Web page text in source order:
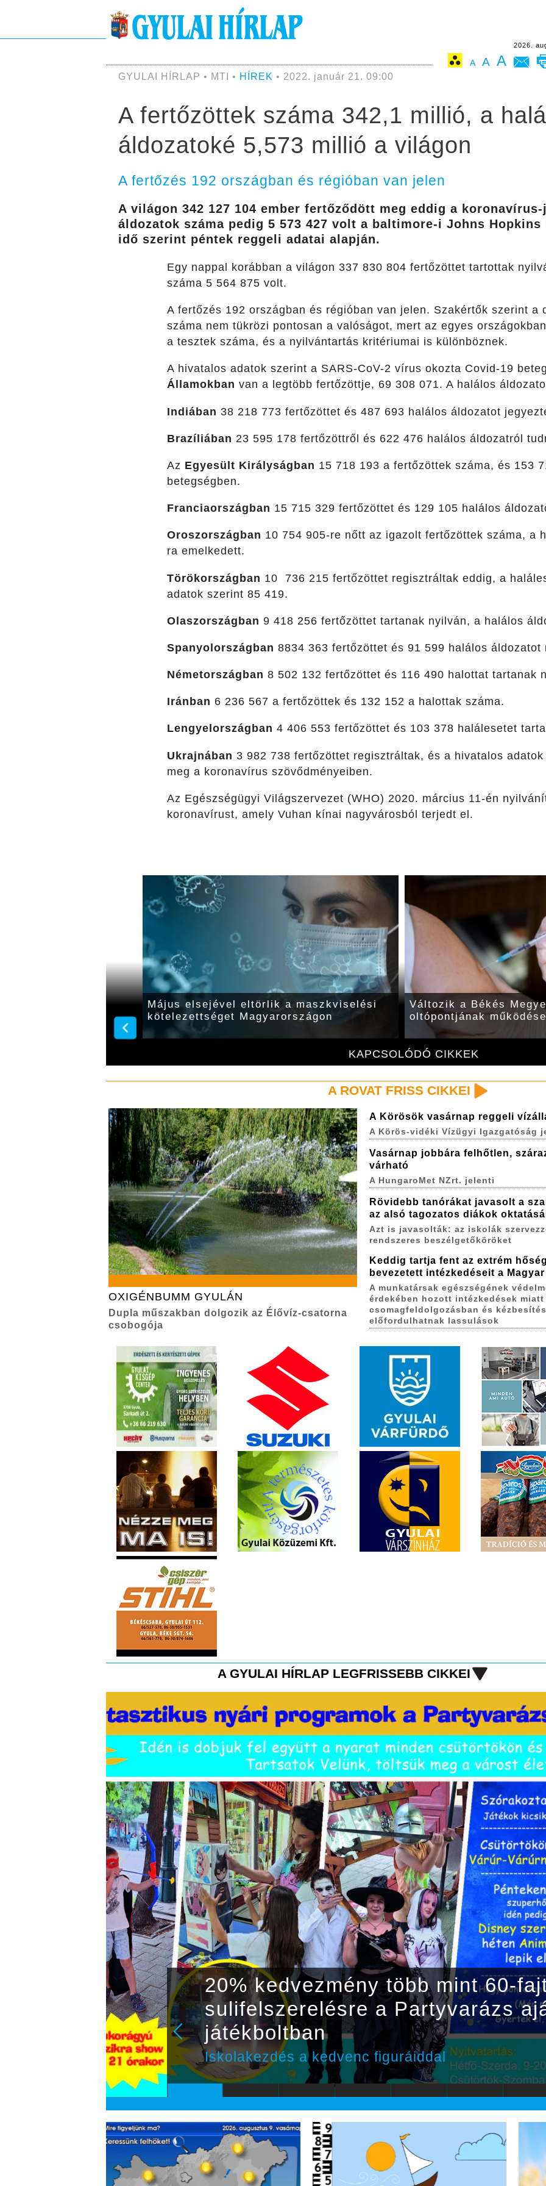
2026.
A A A
GYULAI HÍRLAP • MTI • HÍREK • 2022. január 21. 09:00
A fertőzöttek száma 342,1 millió, a
áldozatoké 5,573 millió a világon
A fertőzés 192 országban és régióban van jelen
A világon 342 127 104 ember fertőződött meg eddig a
áldozatok száma pedig 5 573 427 volt a baltimore-i Johns Hopkins
idő szerint péntek reggeli adatai alapján.
Egy nappal korábban a világon 337 830 804 fertőzöttet tartottak
száma 5 564 875 volt.
A fertőzés 192 országban és régióban van jelen. Szakértők szerint a
száma nem tükrözi pontosan a valóságot, mert az egyes
a tesztek száma, és a nyilvántartás kritériumai is különböznek.
A hivatalos adatok szerint a SARS-CoV-2 vírus okozta Covid-19
Államokban van a legtöbb fertőzöttje, 69 308 071. A halálos
Indiában 38 218 773 fertőzöttet és 487 693 halálos áldozatot
Brazíliában 23 595 178 fertőzöttről és 622 476 halálos áldozatról
Az Egyesült Királyságban 15 718 193 a fertőzöttek száma, és 153
betegségben.
Franciaországban 15 715 329 fertőzöttet és 129 105 halálos
Oroszországban 10 754 905-re nőtt az igazolt fertőzöttek száma, a
ra emelkedett.
Törökországban 10 736 215 fertőzöttet regisztráltak eddig, a
adatok szerint 85 419.
Olaszországban 9 418 256 fertőzöttet tartanak nyilván, a halálos
Spanyolországban 8834 363 fertőzöttet és 91 599 halálos áldozatot
Németországban 8 502 132 fertőzöttet és 116 490 halottat tartanak
Iránban 6 236 567 a fertőzöttek és 132 152 a halottak száma.
Lengyelországban 4 406 553 fertőzöttet és 103 378 halálesetet
Ukrajnában 3 982 738 fertőzöttet regisztráltak, és a hivatalos
meg a koronavírus szövődményeiben.
Az Egészségügyi Világszervezet (WHO) 2020. március 11-én
koronavírust, amely Vuhan kínai nagyvárosból terjedt el.
KAPCSOLÓDÓ CIKKEK
Május elsejével eltörlik a maszkviselési
kötelezettséget Magyarországon
Változik a Békés
oltópontjának működése
A ROVAT FRISS CIKKEI
OXIGÉNBUMM GYULÁN
Dupla műszakban dolgozik az Élővíz-csatorna
csobogója
A Körösök vasárnap reggeli
A Körös-vidéki Vízügyi Igazgatóság
Vasárnap jobbára felhőtlen,
várható
A HungaroMet NZrt. jelenti
Rövidebb tanórákat javasolt a
az alsó tagozatos diákok
Azt is javasolták: az iskolák
rendszeres beszélgetőköröket
Keddig tartja fent az extrém
bevezetett intézkedéseit a
A munkatársak egészségének
érdekében hozott intézkedések miatt
csomagfeldolgozásban és
előfordulhatnak lassulások
A GYULAI HÍRLAP LEGFRISSEBB CIKKEI
20% kedvezmény több mint 60-
sulifelszerelésre a Partyvarázs
játékboltban
Iskolakezdés a kedvenc figuráiddal